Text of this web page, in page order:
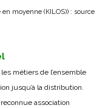
moyenne (KILOS)) : source
métiers de l’ensemble
jusqu’à la distribution.
association